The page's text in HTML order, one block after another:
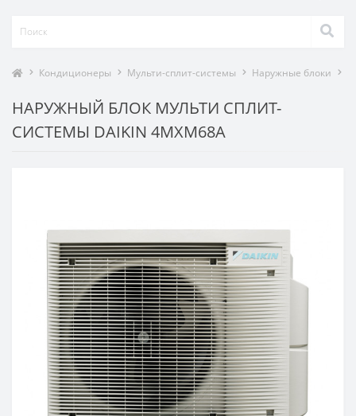
Кондиционеры Мульти-сплит-системы Наружные блоки
НАРУЖНЫЙ БЛОК МУЛЬТИ СПЛИТ-
СИСТЕМЫ DAIKIN 4MXM68A